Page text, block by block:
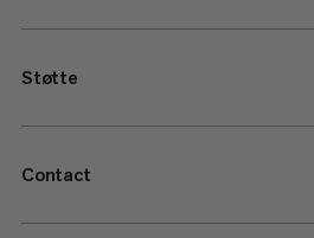
Støtte
Contact